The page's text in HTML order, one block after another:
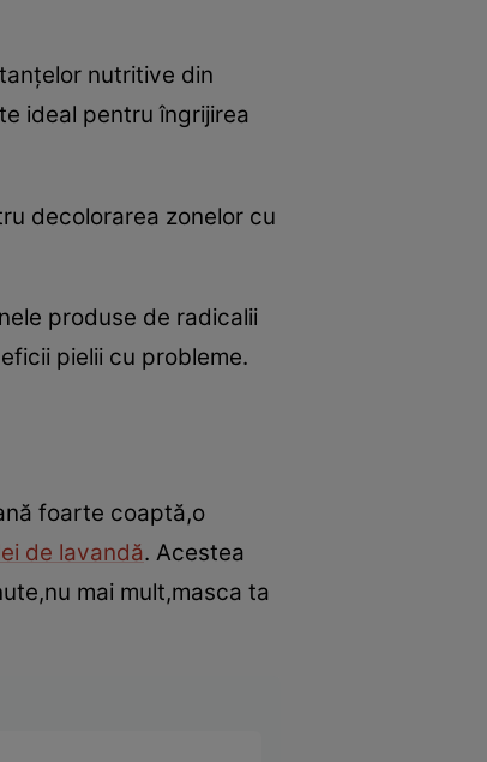
nutritive din
ideal pentru îngrijirea
decolorarea zonelor cu
produse de radicalii
pielii cu probleme.
foarte coaptă,o
de lavandă. Acestea
mai mult,masca ta